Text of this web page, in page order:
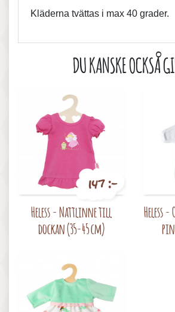
Kläderna tvättas i max 40 grader.
DU KANSKE OCKSÅ
147 :-
Heless - Nattlinne till
dockan (35-45 cm)
Heless